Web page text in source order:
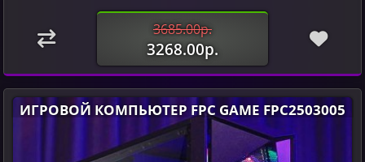
3685.00р.
3268.00р.
ИГРОВОЙ КОМПЬЮТЕР FPC GAME FPC2503005